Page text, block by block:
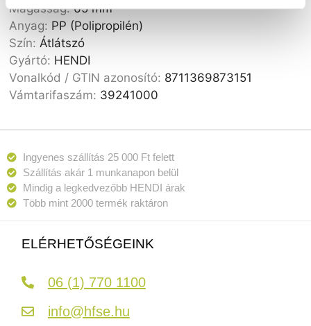
Magasság:65 mm
Anyag: PP (Polipropilén)
Szín: Átlátszó
Gyártó: HENDI
Vonalkód / GTIN azonosító: 8711369873151
Vámtarifaszám: 39241000
Ingyenes szállítás 25 000 Ft felett
Szállítás akár 1 munkanapon belül
Mindig a legkedvezőbb HENDI árak
Több mint 2000 termék raktáron
ELÉRHETŐSÉGEINK
06 (1) 770 1100
info@hfse.hu